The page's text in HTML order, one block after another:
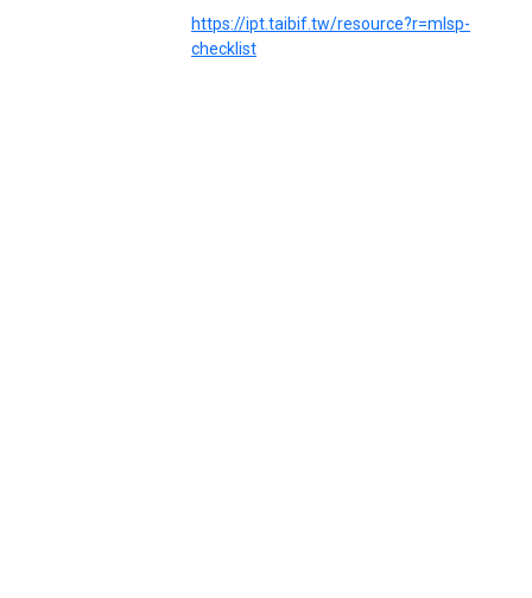
https://ipt.taibif.tw/resource?r=mlsp-
checklist